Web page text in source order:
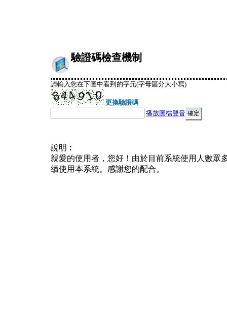
驗證碼檢查機制
請輸入您在下圖中看到的字元(字母區分大小寫)
更換驗證碼
播放圖檔聲音
說明︰
親愛的使用者，您好！由於目前系統使用人數眾
續使用本系統。感謝您的配合。